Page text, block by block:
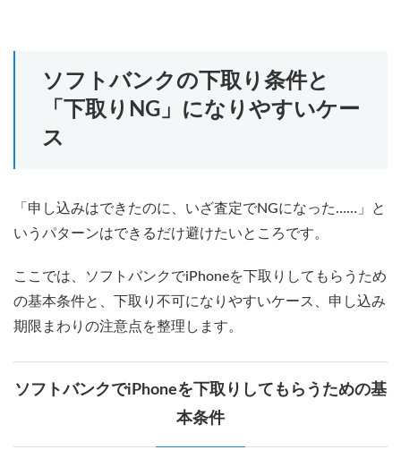
ソフトバンクの下取り条件と
「下取りNG」になりやすいケー
ス
「申し込みはできたのに、いざ査定でNGになった……」と
いうパターンはできるだけ避けたいところです。
ここでは、ソフトバンクでiPhoneを下取りしてもらうため
の基本条件と、下取り不可になりやすいケース、申し込み
期限まわりの注意点を整理します。
ソフトバンクでiPhoneを下取りしてもらうための基
本条件